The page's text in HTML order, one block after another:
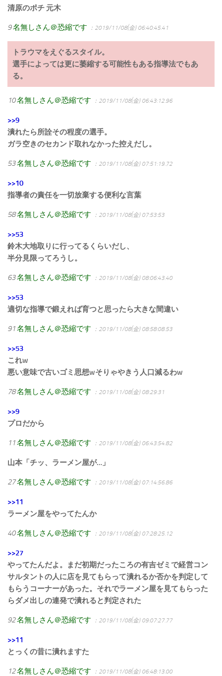
清原のポチ 元木
9名無しさん＠恐縮です ：2019/11/08(金) 06:40:45.41
トラウマをえぐるスタイル。
選手によっては更に萎縮する可能性もある指導法でもあ
る。
10名無しさん＠恐縮です ：2019/11/08(金) 06:43:12.96
>>9
潰れたら所詮その程度の選手。
ガラ空きのセカンド取れなかった控えだし。
53名無しさん＠恐縮です ：2019/11/08(金) 07:51:19.72
>>10
指導者の責任を一切放棄する便利な言葉
58名無しさん＠恐縮です ：2019/11/08(金) 07:53:53
>>53
鈴木大地取りに行ってるくらいだし、
半分見限ってろうし。
63名無しさん＠恐縮です ：2019/11/08(金) 08:06:43.40
>>53
適切な指導で鍛えれば育つと思ったら大きな間違い
91名無しさん＠恐縮です ：2019/11/08(金) 08:58:08.53
>>53
これw
悪い意味で古いゴミ思想wそりゃやきう人口減るわw
78名無しさん＠恐縮です ：2019/11/08(金) 08:29:31
>>9
プロだから
11名無しさん＠恐縮です ：2019/11/08(金) 06:43:54.82
山本「チッ、ラーメン屋が…」
27名無しさん＠恐縮です ：2019/11/08(金) 07:14:56.86
>>11
ラーメン屋をやってたんか
40名無しさん＠恐縮です ：2019/11/08(金) 07:28:25.12
>>27
やってたんだよ。まだ初期だったころの有吉ゼミで経営コン
サルタントの人に店を見てもらって潰れるか否かを判定して
もらうコーナーがあった。それでラーメン屋を見てもらった
らダメ出しの連発で潰れると判定された
92名無しさん＠恐縮です ：2019/11/08(金) 09:07:27.77
>>11
とっくの昔に潰れますた
12名無しさん＠恐縮です ：2019/11/08(金) 06:48:13.00